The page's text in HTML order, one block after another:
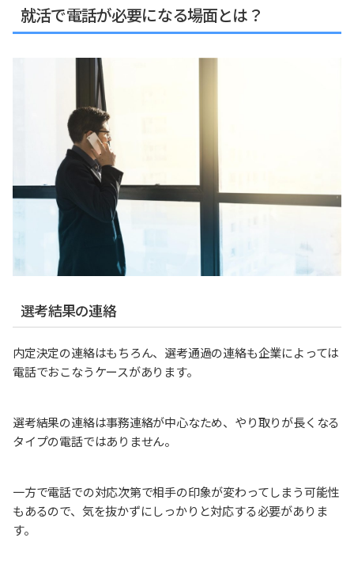
就活で電話が必要になる場面とは？
選考結果の連絡
内定決定の連絡はもちろん、選考通過の連絡も企業によっては
電話でおこなうケースがあります。
選考結果の連絡は事務連絡が中心なため、やり取りが長くなる
タイプの電話ではありません。
一方で電話での対応次第で相手の印象が変わってしまう可能性
もあるので、気を抜かずにしっかりと対応する必要がありま
す。